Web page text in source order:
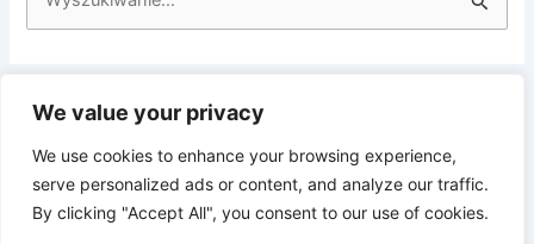
We value your privacy
We use cookies to enhance your browsing experience,
serve personalized ads or content, and analyze our traffic.
By clicking "Accept All", you consent to our use of cookies.
u
k
d
Prywatność i pliki ciasteczka: Ta witryna używa plików ciasteczek.
używanie.
Aby dowiedzieć się więcej, w tym jak kontrolować pliki ciasteczka,
zobacz tutaj:
Polityka plików ciasteczka